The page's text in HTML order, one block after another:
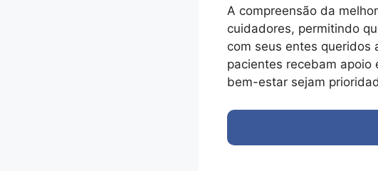
A compreensão da
cuidadores, permitindo
com seus entes queridos
pacientes recebam
bem-estar sejam